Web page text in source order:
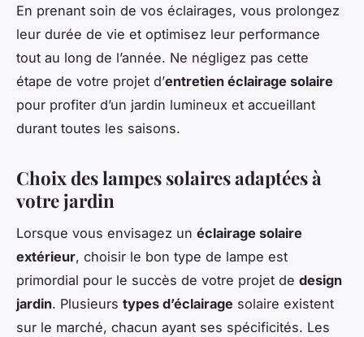
En prenant soin de vos éclairages, vous prolongez
leur durée de vie et optimisez leur performance
tout au long de l’année. Ne négligez pas cette
étape de votre projet d’entretien éclairage solaire
pour profiter d’un jardin lumineux et accueillant
durant toutes les saisons.
Choix des lampes solaires adaptées à
votre jardin
Lorsque vous envisagez un éclairage solaire
extérieur, choisir le bon type de lampe est
primordial pour le succès de votre projet de design
jardin. Plusieurs types d’éclairage solaire existent
sur le marché, chacun ayant ses spécificités. Les